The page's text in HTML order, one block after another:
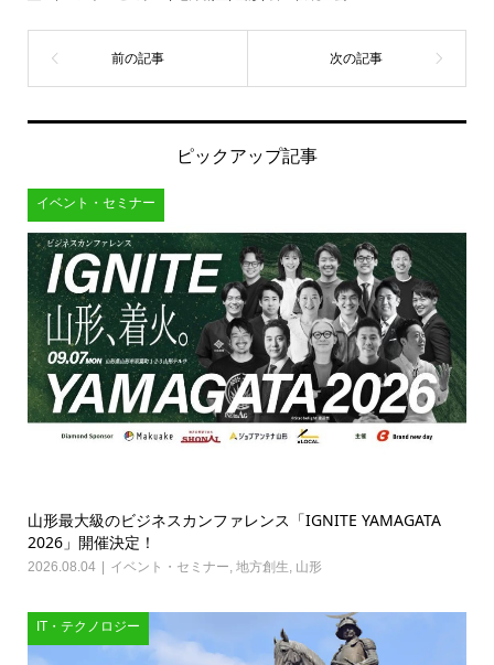
ピックアップ記事
イベント・セミナー
山形最大級のビジネスカンファレンス「IGNITE YAMAGATA
2026」開催決定！
2026.08.04 イベント・セミナー, 地方創生, 山形
IT・テクノロジー